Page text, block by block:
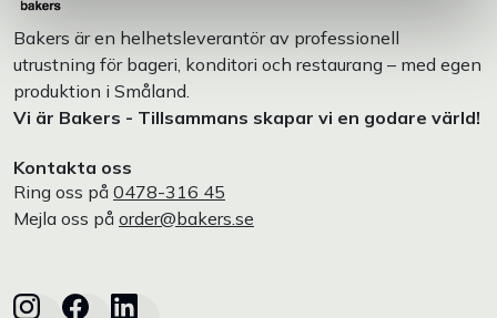
Bakers är en helhetsleverantör av professionell
utrustning för bageri, konditori och restaurang – med egen
produktion i Småland.
Vi är Bakers - Tillsammans skapar vi en godare värld!
Kontakta oss
Ring oss på 0478-316 45
Mejla oss på order@bakers.se